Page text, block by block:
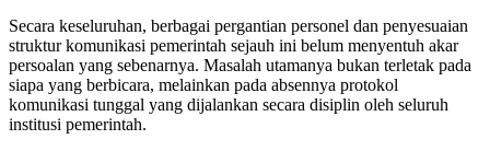
Secara keseluruhan, berbagai pergantian personel dan penyesuaian
struktur komunikasi pemerintah sejauh ini belum menyentuh akar
persoalan yang sebenarnya. Masalah utamanya bukan terletak pada
siapa yang berbicara, melainkan pada absennya protokol
komunikasi tunggal yang dijalankan secara disiplin oleh seluruh
institusi pemerintah.